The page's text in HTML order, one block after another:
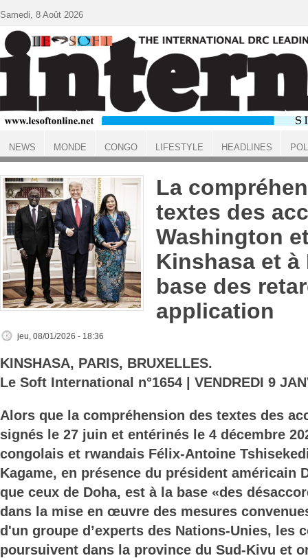
ACCUEIL
La
textes des
Washington
Kinshasa et à
base des
application
jeu, 08/01/2026 - 18:36
KINSHASA, PARIS, BRUXELLES.
Le Soft International n°1654 | VENDREDI 9
Alors que la compréhension des textes des
signés le 27 juin et entérinés le 4 décembre
congolais et rwandais Félix-Antoine
Kagame, en présence du président américain
que ceux de Doha, est à la base «des
dans la mise en œuvre des mesures
d'un groupe d’experts des Nations-Unies, les
poursuivent dans la province du Sud-Kivu et
Samedi, 8 Août 2026
NEWS MONDE CONGO LIFESTYLE HEADLINES